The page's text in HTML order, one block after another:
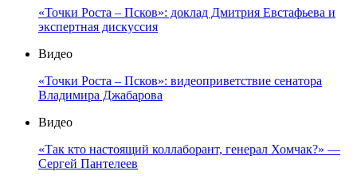
«Точки Роста – Псков»: доклад Дмитрия Евстафьева и
экспертная дискуссия
Видео
«Точки Роста – Псков»: видеоприветствие сенатора
Владимира Джабарова
Видео
«Так кто настоящий коллаборант, генерал Хомчак?» —
Сергей Пантелеев